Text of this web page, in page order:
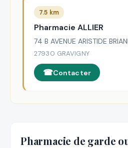
7.5 km
Pharmacie ALLIER
74 B AVENUE ARISTIDE
27930 GRAVIGNY
Contacter
Pharmacie de garde